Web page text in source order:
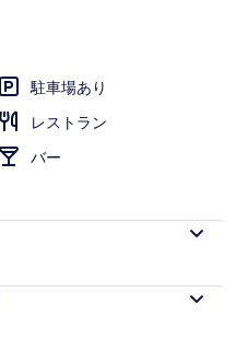
駐車場あり
レストラン
バー